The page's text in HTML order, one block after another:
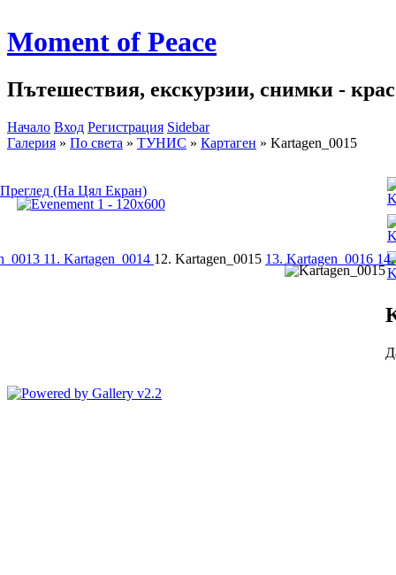
Moment of Peace
Пътешествия, екскурзии, снимки -
Начало Вход Регистрация Sidebar
Галерия » По света » ТУНИС » Картаген » Kartagen_0015
Преглед (На Цял Екран)
11. Kartagen_0014 12. Kartagen_0015 13. Kartagen_0016